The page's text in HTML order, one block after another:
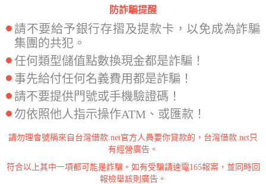
防詐騙提醒
請不要給予銀行存摺及提款卡，以免成為詐騙
集團的共犯。
任何類型儲值點數換現金都是詐騙！
事先給付任何名義費用都是詐騙！
請不要提供門號或手機驗證碼！
勿依照他人指示操作ATM、或匯款！
請勿理會號稱來自台灣借款.net官方人員要你貸款的，台灣借款.net只
有經營廣告。
符合以上其中一項都可能是詐騙。如有受騙請速電165報案，並同時回
報檢舉該則廣告。